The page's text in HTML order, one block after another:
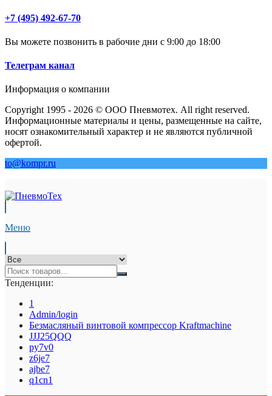
+7 (495) 492-67-70
Вы можете позвонить в рабочие дни с 9:00 до 18:00
Телеграм канал
Информация о компании
Copyright 1995 - 2026 © ООО Пневмотех. All right reserved.
Информационные материалы и цены, размещенные на сайте,
носят ознакомительный характер и не являются публичной
офертой.
to@kompr.ru
Меню
Тенденции:
1
Admin/login
Безмасляный винтовой компрессор Kraftmaсhine
JJJ25QQQ
py7v0
z6je7
ajbe7
q1cn1